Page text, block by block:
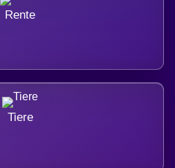
Rente
Tiere